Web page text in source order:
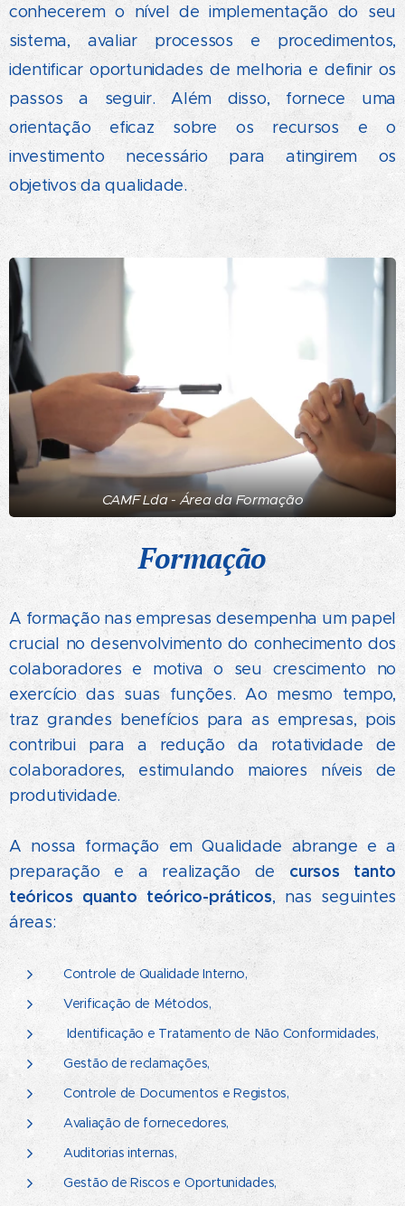
conhecerem o nível de implementação do seu
sistema, avaliar processos e procedimentos,
identificar oportunidades de melhoria e definir os
passos a seguir. Além disso, fornece uma
orientação eficaz sobre os recursos e o
investimento necessário para atingirem os
objetivos da qualidade.
CAMF Lda - Área da Formação
Formação
A formação nas empresas desempenha um papel
crucial no desenvolvimento do conhecimento dos
colaboradores e motiva o seu crescimento no
exercício das suas funções. Ao mesmo tempo,
traz grandes benefícios para as empresas, pois
contribui para a redução da rotatividade de
colaboradores, estimulando maiores níveis de
produtividade.
A nossa formação em Qualidade abrange e a
preparação e a realização de cursos tanto
teóricos quanto teórico-práticos, nas seguintes
áreas:
Controle de Qualidade Interno,
Verificação de Métodos,
Identificação e Tratamento de Não Conformidades,
Gestão de reclamações,
Controle de Documentos e Registos,
Avaliação de fornecedores,
Auditorias internas,
Gestão de Riscos e Oportunidades,